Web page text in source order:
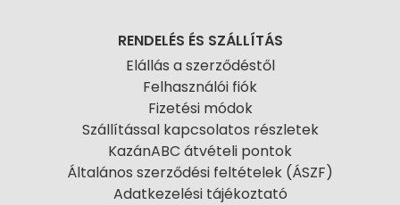
RENDELÉS ÉS SZÁLLÍTÁS
Elállás a szerződéstől
Felhasználói fiók
Fizetési módok
Szállítással kapcsolatos részletek
KazánABC átvételi pontok
Általános szerződési feltételek (ÁSZF)
Adatkezelési tájékoztató